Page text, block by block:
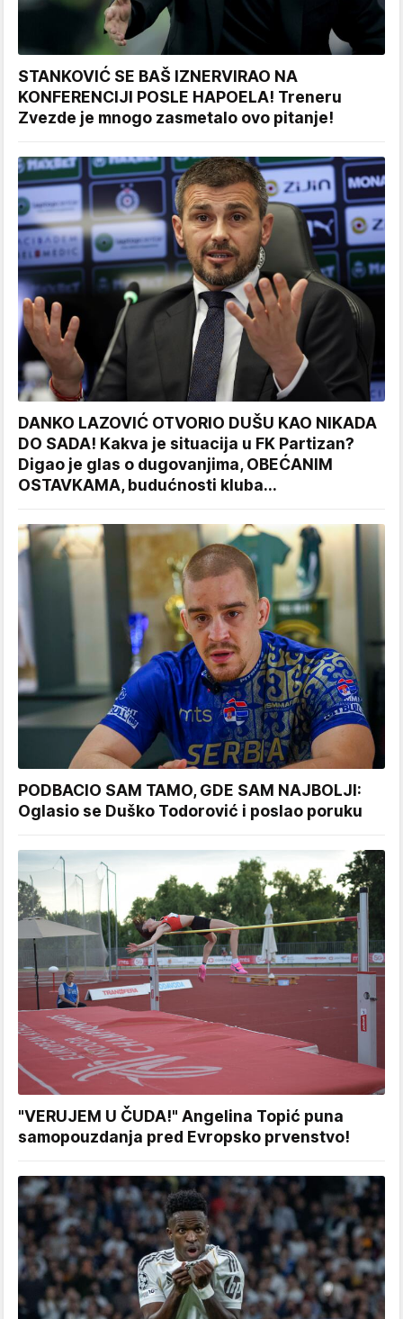
STANKOVIĆ SE BAŠ IZNERVIRAO NA
KONFERENCIJI POSLE HAPOELA! Treneru
Zvezde je mnogo zasmetalo ovo pitanje!
DANKO LAZOVIĆ OTVORIO DUŠU KAO NIKADA
DO SADA! Kakva je situacija u FK Partizan?
Digao je glas o dugovanjima, OBEĆANIM
OSTAVKAMA, budućnosti kluba...
PODBACIO SAM TAMO, GDE SAM NAJBOLJI:
Oglasio se Duško Todorović i poslao poruku
"VERUJEM U ČUDA!" Angelina Topić puna
samopouzdanja pred Evropsko prvenstvo!